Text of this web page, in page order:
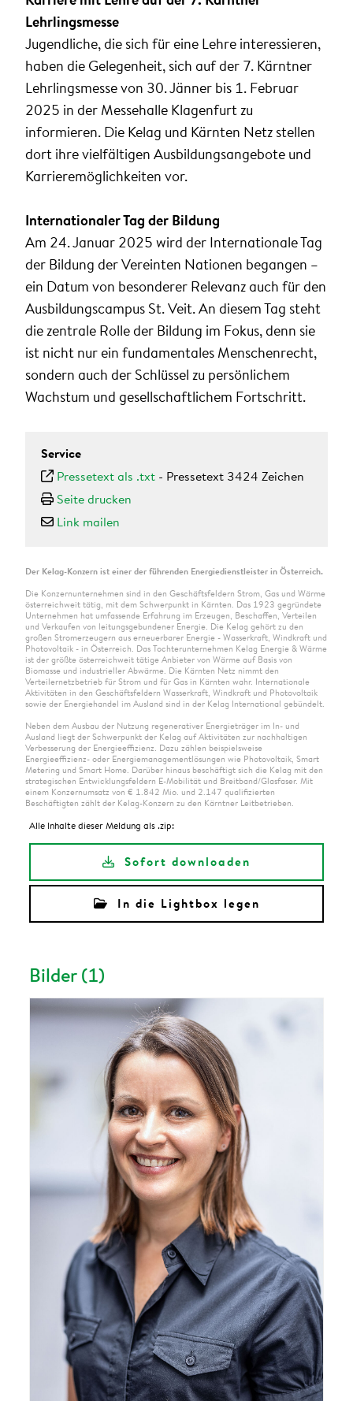
Lehrlingsmesse
Jugendliche, die sich für eine Lehre interessieren,
haben die Gelegenheit, sich auf der 7. Kärntner
Lehrlingsmesse von 30. Jänner bis 1. Februar
2025 in der Messehalle Klagenfurt zu
informieren. Die Kelag und Kärnten Netz stellen
dort ihre vielfältigen Ausbildungsangebote und
Karrieremöglichkeiten vor.
Internationaler Tag der Bildung
Am 24. Januar 2025 wird der Internationale Tag
der Bildung der Vereinten Nationen begangen –
ein Datum von besonderer Relevanz auch für den
Ausbildungscampus St. Veit. An diesem Tag steht
die zentrale Rolle der Bildung im Fokus, denn sie
ist nicht nur ein fundamentales Menschenrecht,
sondern auch der Schlüssel zu persönlichem
Wachstum und gesellschaftlichem Fortschritt.
Service
Pressetext als .txt - Pressetext 3424 Zeichen
Seite drucken
Link mailen
Der Kelag-Konzern ist einer der führenden Energiedienstleister in Österreich.
Die Konzernunternehmen sind in den Geschäftsfeldern Strom, Gas und Wärme
österreichweit tätig, mit dem Schwerpunkt in Kärnten. Das 1923 gegründete
Unternehmen hat umfassende Erfahrung im Erzeugen, Beschaffen, Verteilen
und Verkaufen von leitungsgebundener Energie. Die Kelag gehört zu den
großen Stromerzeugern aus erneuerbarer Energie - Wasserkraft, Windkraft und
Photovoltaik - in Österreich. Das Tochterunternehmen Kelag Energie & Wärme
ist der größte österreichweit tätige Anbieter von Wärme auf Basis von
Biomasse und industrieller Abwärme. Die Kärnten Netz nimmt den
Verteilernetzbetrieb für Strom und für Gas in Kärnten wahr. Internationale
Aktivitäten in den Geschäftsfeldern Wasserkraft, Windkraft und Photovoltaik
sowie der Energiehandel im Ausland sind in der Kelag International gebündelt.
Neben dem Ausbau der Nutzung regenerativer Energieträger im In- und
Ausland liegt der Schwerpunkt der Kelag auf Aktivitäten zur nachhaltigen
Verbesserung der Energieeffizienz. Dazu zählen beispielsweise
Energieeffizienz- oder Energiemanagementlösungen wie Photovoltaik, Smart
Metering und Smart Home. Darüber hinaus beschäftigt sich die Kelag mit den
strategischen Entwicklungsfeldern E-Mobilität und Breitband/Glasfaser. Mit
einem Konzernumsatz von € 1.842 Mio. und 2.147 qualifizierten
Beschäftigten zählt der Kelag-Konzern zu den Kärntner Leitbetrieben.
Alle Inhalte dieser Meldung als .zip:
Sofort downloaden
In die Lightbox legen
Bilder (1)